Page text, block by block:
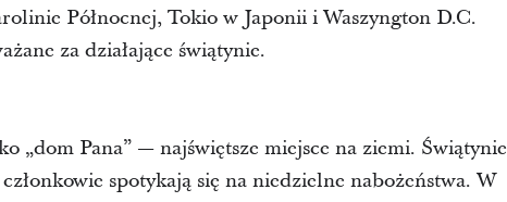
Północnej, Tokio w Japonii i Waszyngton D.C.
za działające świątynie.
„dom Pana” — najświętsze miejsce na ziemi. Świątynie
spotykają się na niedzielne nabożeństwa. W